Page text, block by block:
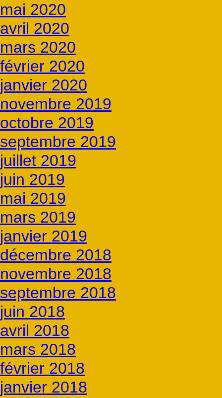
mai 2020
avril 2020
mars 2020
février 2020
janvier 2020
novembre 2019
octobre 2019
septembre 2019
juillet 2019
juin 2019
mai 2019
mars 2019
janvier 2019
décembre 2018
novembre 2018
septembre 2018
juin 2018
avril 2018
mars 2018
février 2018
janvier 2018